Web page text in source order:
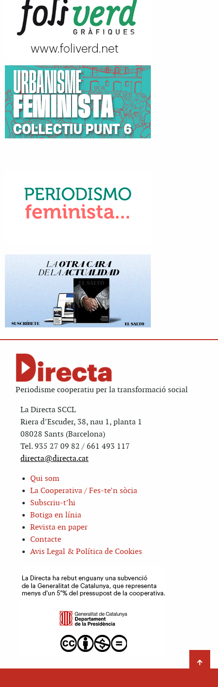
Periodisme cooperatiu per la transformació social
La Directa SCCL
Riera d’Escuder, 38, nau 1, planta 1
08028 Sants (Barcelona)
Tel. 935 27 09 82 / 661 493 117
directa@directa.cat
Qui som
La Cooperativa / Fes-te’n sòcia
Subscriu-t’hi
Botiga en línia
Revista en paper
Contacte
Avis Legal & Política de Cookies